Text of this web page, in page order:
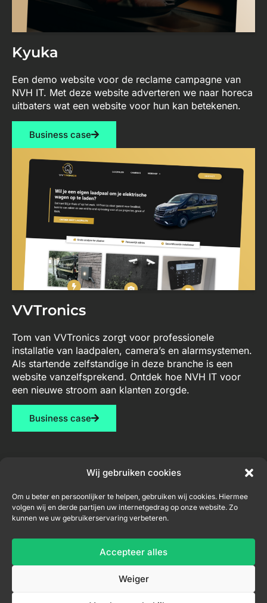
Wij gebruiken cookies
Om u beter en persoonlijker te helpen, gebruiken wij cookies. Hiermee
volgen wij en derde partijen uw internetgedrag op onze website. Zo
kunnen we uw gebruikerservaring verbeteren.
Accepteer alles
Weiger
Kyuka
Een demo website voor de reclame campagne van
NVH IT. Met deze website adverteren we naar horeca
uitbaters wat een website voor hun kan betekenen.
Business case
VVTronics
Tom van VVTronics zorgt voor professionele
installatie van laadpalen, camera’s en alarmsystemen.
Als startende zelfstandige in deze branche is een
website vanzelfsprekend. Ontdek hoe NVH IT voor
een nieuwe stroom aan klanten zorgde.
Business case
Diensten
Webdesign
Contact
niel@nvh-
Nieuwsbrief
Inschrijven nieuwsbrief